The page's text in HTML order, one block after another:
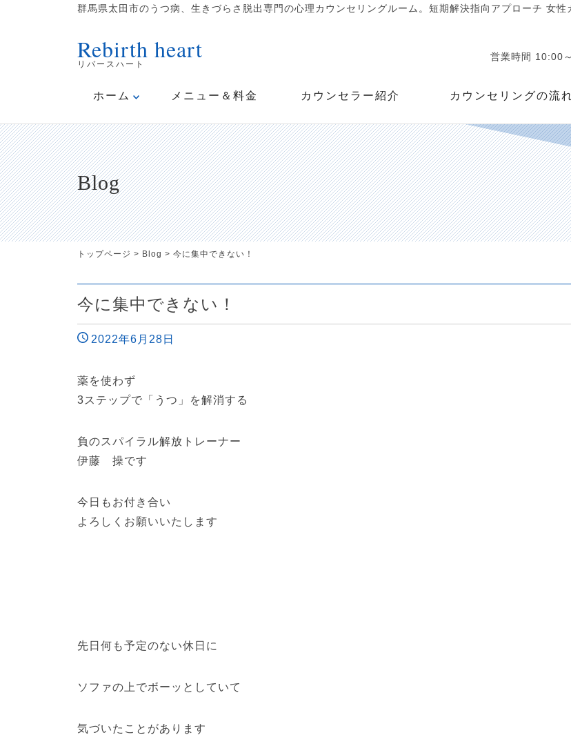
群馬県太田市のうつ病、生きづらさ脱出専門の心理カウンセリングルーム。短期解決指向アプローチ 女
Rebirth heart
リバースハート
営業時間 10:00
ホーム メニュー＆料金 カウンセラー紹介 カウンセリングの流
Blog
トップページ > Blog > 今に集中できない！
今に集中できない！
2022年6月28日
薬を使わず
3ステップで「うつ」を解消する
負のスパイラル解放トレーナー
伊藤 操です
今日もお付き合い
よろしくお願いいたします
先日何も予定のない休日に
ソファの上でボーッとしていて
気づいたことがあります